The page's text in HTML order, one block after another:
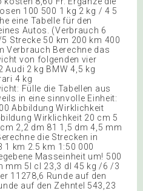
100 500 1 kg 2 kg / 4 5
eine Tabelle für den
Autos. (Verbrauch 6
Strecke 50 km 200 km 400
Verbrauch Berechne das
von folgenden vier
Audi 2 kg BMW 4,5 kg
4 kg
Fülle die Tabellen aus
in eine sinnvolle Einheit:
Abbildung Wirklichkeit
Wirklichkeit 20 cm 5
2,2 dm 81 1,5 dm 4,5 mm
die Strecken in
km 2.5 km 1:50 000
Masseinheit um! 500
mm 5l cl 23,3 dl 45 kg /6 /3
11278,6 Runde auf den
auf den Zehntel 543,23